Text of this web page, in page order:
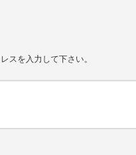
スを入力して下さい。